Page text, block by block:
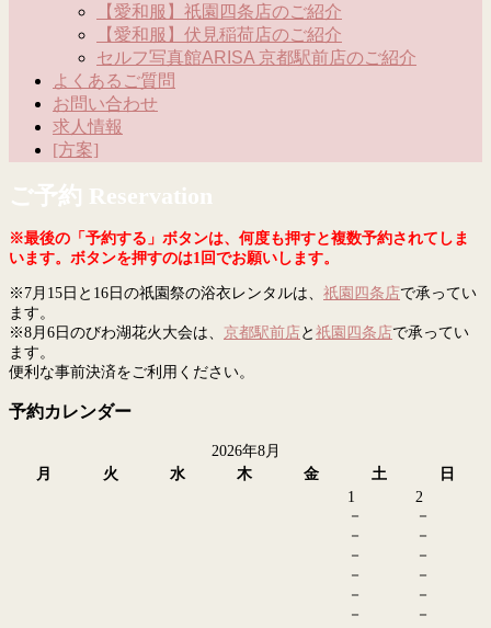
【愛和服】祇園四条店のご紹介
【愛和服】伏見稲荷店のご紹介
セルフ写真館ARISA 京都駅前店のご紹介
よくあるご質問
お問い合わせ
求人情報
[方案]
ご予約 Reservation
※最後の「予約する」ボタンは、何度も押すと複数予約されてしま
います。ボタンを押すのは1回でお願いします。
※7月15日と16日の祇園祭の浴衣レンタルは、 祇園四条店で承ってい
ます。
※8月6日のびわ湖花火大会は、 京都駅前店 と 祇園四条店で承ってい
ます。
便利な事前決済をご利用ください。
予約カレンダー
2026年8月
月
火 水 木 金 土
日
1
－
－
－
－
－
－
2
－
－
－
－
－
－